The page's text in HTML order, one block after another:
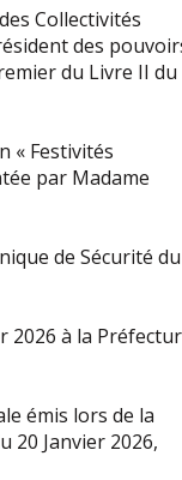
Collectivités
des
du Livre II du
Festivités
par Madame
de Sécurité du
à la
émis lors de la
20 Janvier 2026,